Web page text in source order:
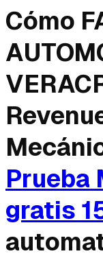
Cómo
Prueba
gratis